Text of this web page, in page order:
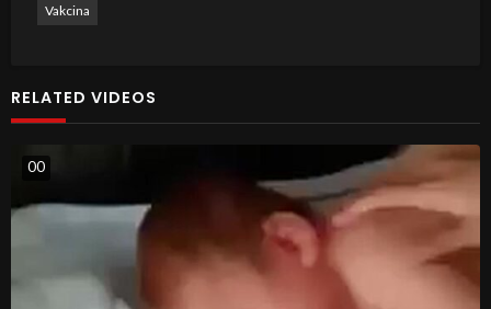
Vakcina
RELATED VIDEOS
00